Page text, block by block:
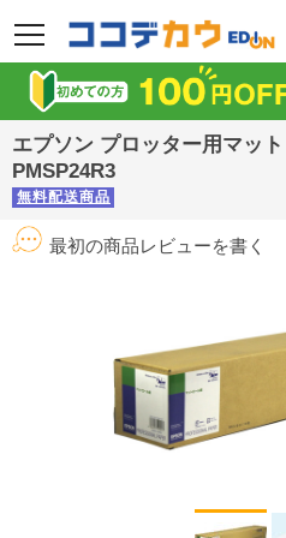
メニュー
エプソン プロッター用マッ
PMSP24R3
無料配送商品
最初の商品レビューを書く